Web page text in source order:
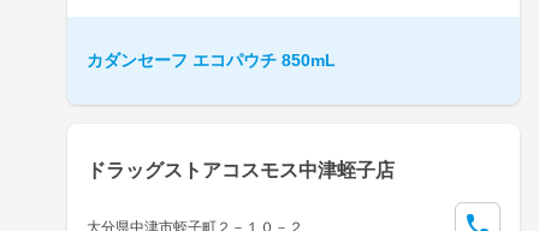
カダンセーフ エコパウチ 850mL
ドラッグストアコスモス中津蛭子店
大分県中津市蛭子町２－１０－２